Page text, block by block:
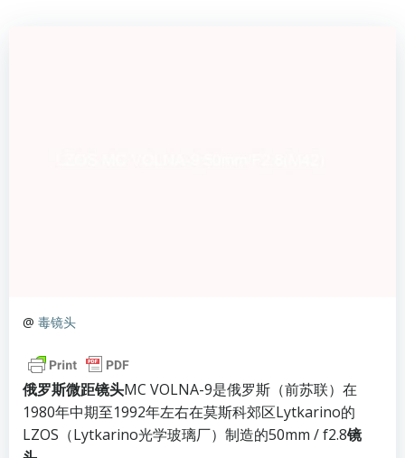
@ 毒镜头
俄罗斯微距镜头MC VOLNA-9是俄罗斯（前苏联）在
1980年中期至1992年左右在莫斯科郊区Lytkarino的
LZOS（Lytkarino光学玻璃厂）制造的50mm / f2.8镜